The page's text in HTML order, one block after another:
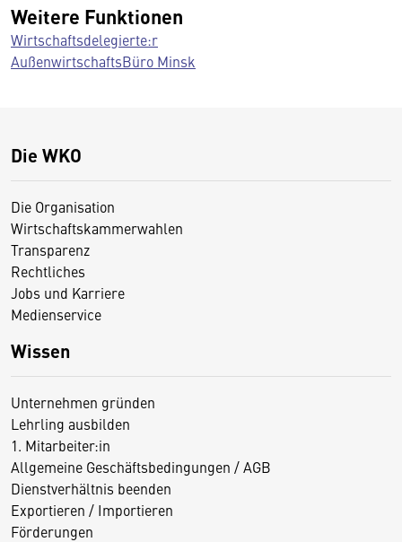
Weitere Funktionen
Wirtschaftsdelegierte:r
AußenwirtschaftsBüro Minsk
Die WKO
Die Organisation
Wirtschaftskammerwahlen
Transparenz
Rechtliches
Jobs und Karriere
Medienservice
Wissen
Unternehmen gründen
Lehrling ausbilden
1. Mitarbeiter:in
Allgemeine Geschäftsbedingungen / AGB
Dienstverhältnis beenden
Exportieren / Importieren
Förderungen